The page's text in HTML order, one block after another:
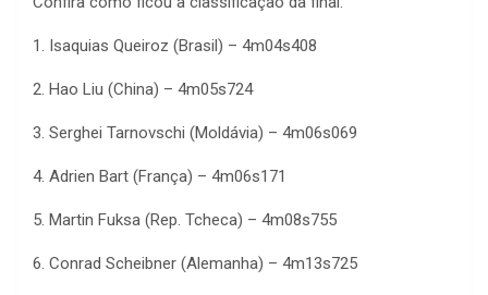
1. Isaquias Queiroz (Brasil) – 4m04s408
2. Hao Liu (China) – 4m05s724
3. Serghei Tarnovschi (Moldávia) – 4m06s069
4. Adrien Bart (França) – 4m06s171
5. Martin Fuksa (Rep. Tcheca) – 4m08s755
6. Conrad Scheibner (Alemanha) – 4m13s725